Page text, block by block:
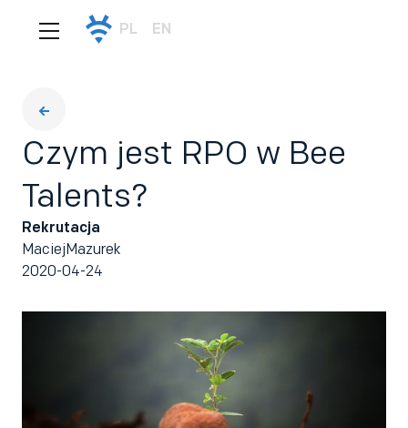
PL EN
Czym jest RPO w Bee
Talents?
Rekrutacja
MaciejMazurek
2020-04-24